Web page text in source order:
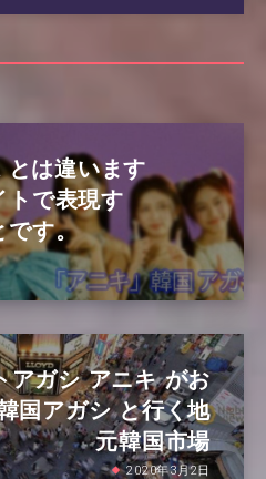
は違います
トで表現す
です。
アガシ アニキ がお
国アガシ と行く地
元韓国市場
2020年3月2日